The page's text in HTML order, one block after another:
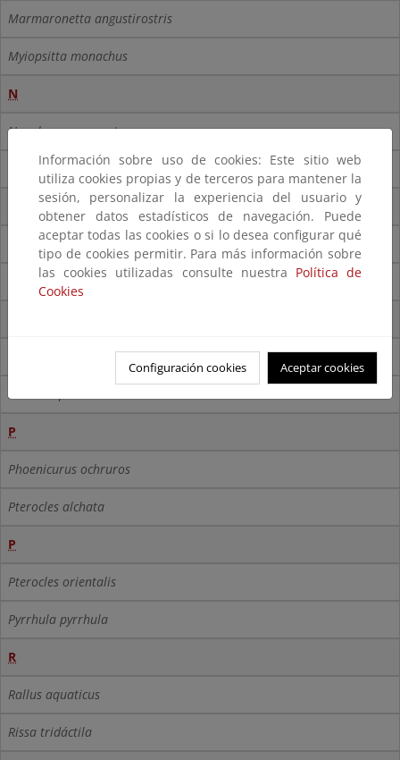
Marmaronetta angustirostris
Myiopsitta monachus
N
Neophron percnopterus
Nycticorax nycticorax
Oceanodroma castro
Oxyura leucocephala
Phoenicopterus roseus
P
Phoenicurus ochruros
Pterocles alchata
P
Pterocles orientalis
Pyrrhula pyrrhula
R
Rallus aquaticus
Rissa tridáctila
Información sobre uso de cookies: Este sitio web
utiliza cookies propias y de terceros para mantener la
sesión, personalizar la experiencia del usuario y
obtener datos estadísticos de navegación. Puede
aceptar todas las cookies o si lo desea configurar qué
tipo de cookies permitir. Para más información sobre
las cookies utilizadas consulte nuestra Política de
Cookies
Configuración cookies Aceptar cookies